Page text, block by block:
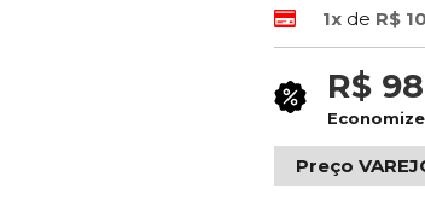
1x de R$
R$
Economize
Preço